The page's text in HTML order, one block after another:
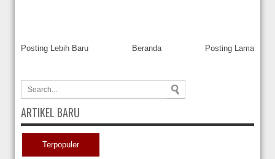
Posting Lebih Baru Posting Lama
Beranda
ARTIKEL BARU
Terpopuler